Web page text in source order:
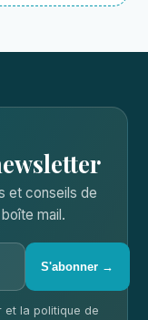
et conseils de
mail.
S'abonner →
la politique de